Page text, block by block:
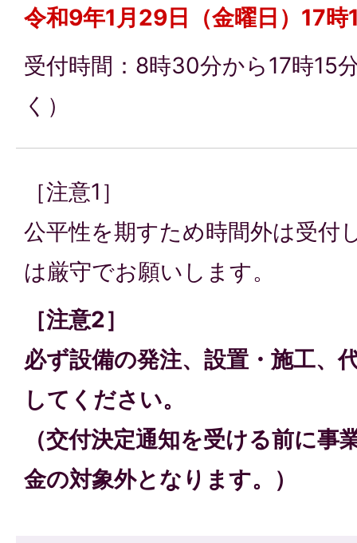
令和9年1月29日（金曜日）17時
受付時間：8時30分から17時15
く）
［注意1］
公平性を期すため時間外は受付
は厳守でお願いします。
［注意2］
必ず設備の発注、設置・施工、
してください。
（交付決定通知を受ける前に事
金の対象外となります。）